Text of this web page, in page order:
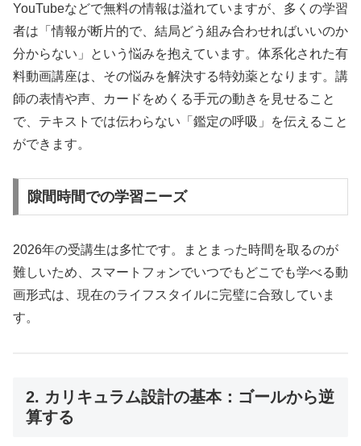
YouTubeなどで無料の情報は溢れていますが、多くの学習
者は「情報が断片的で、結局どう組み合わせればいいのか
分からない」という悩みを抱えています。体系化された有
料動画講座は、その悩みを解決する特効薬となります。講
師の表情や声、カードをめくる手元の動きを見せること
で、テキストでは伝わらない「鑑定の呼吸」を伝えること
ができます。
隙間時間での学習ニーズ
2026年の受講生は多忙です。まとまった時間を取るのが
難しいため、スマートフォンでいつでもどこでも学べる動
画形式は、現在のライフスタイルに完璧に合致していま
す。
2. カリキュラム設計の基本：ゴールから逆
算する